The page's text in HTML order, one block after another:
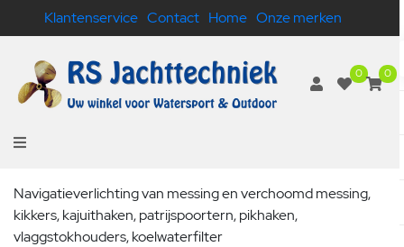
Klantenservice Contact Home Onze merken
0 0
Navigatieverlichting van messing en verchoomd messing,
kikkers, kajuithaken, patrijspoortern, pikhaken,
vlaggstokhouders, koelwaterfilter